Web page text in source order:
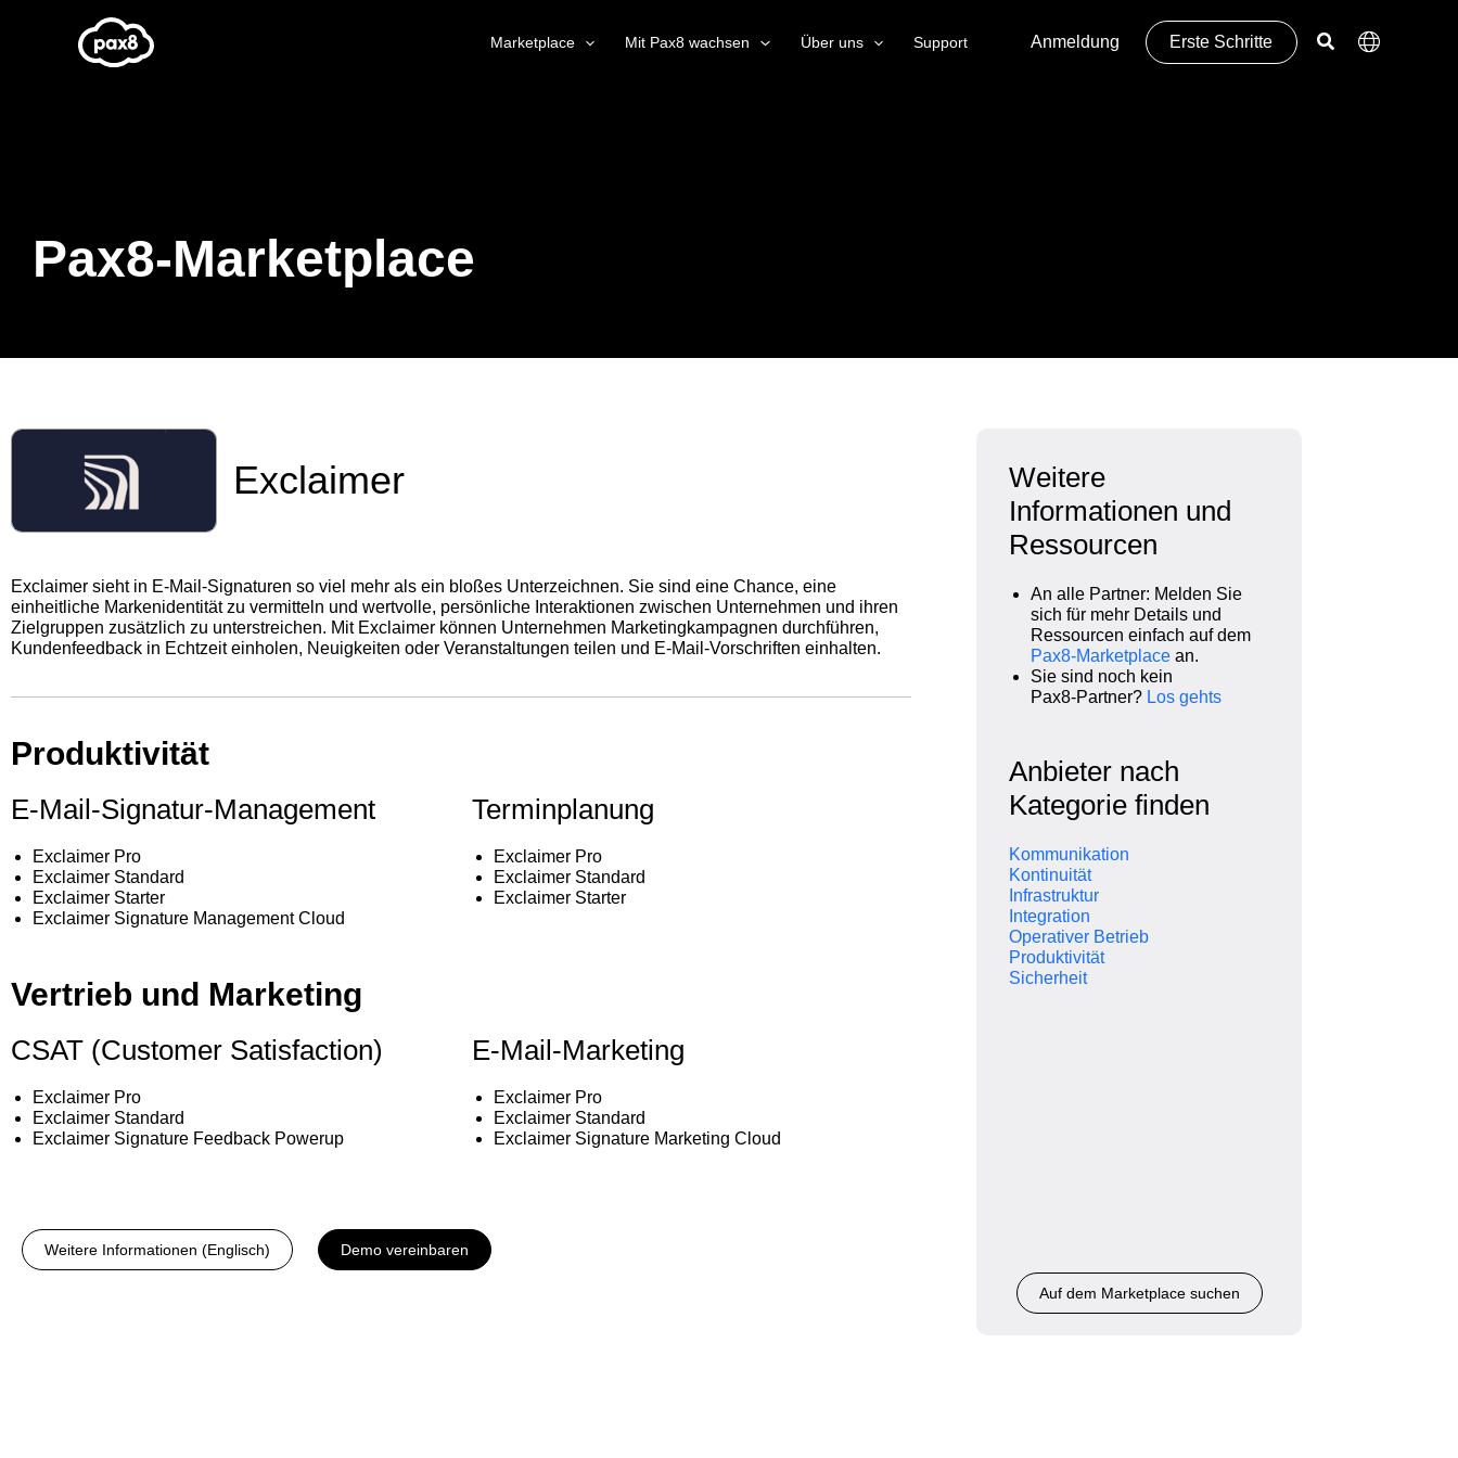
Marketplace Mit Pax8 wachsen Über uns Support Anmeldung Erste Schritte
Pax8-Marketplace
Exclaimer
Exclaimer sieht in E-Mail-Signaturen so viel mehr als ein bloßes Unterzeichnen. Sie sind eine Chance, eine
einheitliche Markenidentität zu vermitteln und wertvolle, persönliche Interaktionen zwischen Unternehmen und ihren
Zielgruppen zusätzlich zu unterstreichen. Mit Exclaimer können Unternehmen Marketingkampagnen durchführen,
Kundenfeedback in Echtzeit einholen, Neuigkeiten oder Veranstaltungen teilen und E-Mail-Vorschriften einhalten.
Produktivität
E‑Mail‑Signatur‑Management
Exclaimer Pro
Exclaimer Standard
Exclaimer Starter
Exclaimer Signature Management Cloud
Terminplanung
Exclaimer Pro
Exclaimer Standard
Exclaimer Starter
Vertrieb und Marketing
CSAT (Customer Satisfaction)
Exclaimer Pro
Exclaimer Standard
Exclaimer Signature Feedback Powerup
E-Mail-Marketing
Exclaimer Pro
Exclaimer Standard
Exclaimer Signature Marketing Cloud
Weitere Informationen (Englisch) Demo vereinbaren
Weitere
Informationen und
Ressourcen
An alle Partner: Melden Sie
sich für mehr Details und
Ressourcen einfach auf dem
Pax8‑Marketplace an.
Sie sind noch kein
Pax8‑Partner? Los gehts
Anbieter nach
Kategorie finden
Kommunikation
Kontinuität
Infrastruktur
Integration
Operativer Betrieb
Produktivität
Sicherheit
Auf dem Marketplace suchen